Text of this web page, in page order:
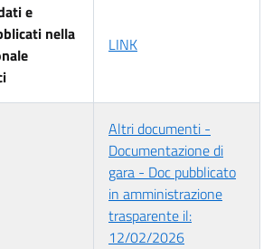
e
nella
LINK
Altri documenti -
Documentazione di
gara - Doc pubblicato
in amministrazione
trasparente il:
12/02/2026